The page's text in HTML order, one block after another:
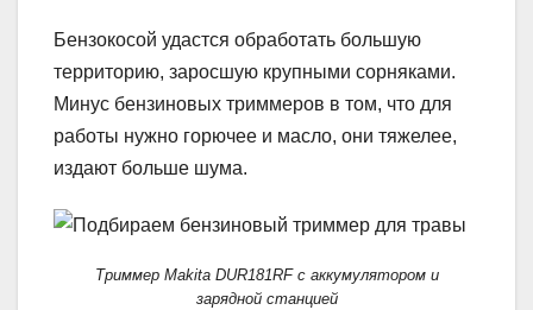
Бензокосой удастся обработать большую
территорию, заросшую крупными сорняками.
Минус бензиновых триммеров в том, что для
работы нужно горючее и масло, они тяжелее,
издают больше шума.
Триммер Makita DUR181RF с аккумулятором и
зарядной станцией